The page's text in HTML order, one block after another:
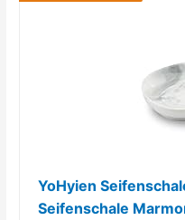
YoHyien
Seifenschale